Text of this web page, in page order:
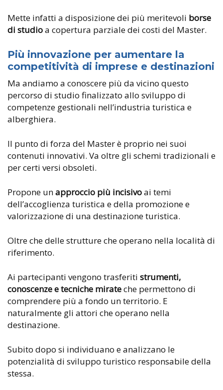
Mette infatti a disposizione dei più meritevoli borse
di studioa copertura parziale dei costi del Master.
Più innovazione per aumentare la
competitività di imprese e destinazioni
Ma andiamo a conoscere più da vicino questo
percorso di studio finalizzato allo sviluppo di
competenze gestionali nell’industria turistica e
alberghiera.
Il punto di forza del Master è proprio nei suoi
contenuti innovativi. Va oltre gli schemi tradizionali e
per certi versi obsoleti.
Propone unapproccio più incisivoai temi
dell’accoglienza turistica e della promozione e
valorizzazione di una destinazione turistica.
Oltre che delle strutture che operano nella località di
riferimento.
Ai partecipanti vengono trasferiti strumenti,
conoscenze e tecniche mirateche permettono di
comprendere più a fondo un territorio. E
naturalmente gli attori che operano nella
destinazione.
Subito dopo si individuano e analizzano le
potenzialità di sviluppo turistico responsabile della
stessa.